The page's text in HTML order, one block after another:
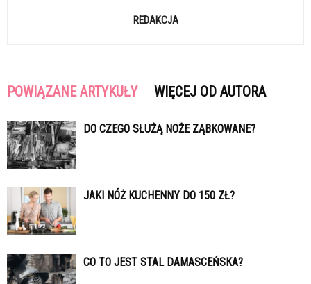
REDAKCJA
POWIĄZANE ARTYKUŁY WIĘCEJ OD AUTORA
DO CZEGO SŁUŻĄ NOŻE ZĄBKOWANE?
JAKI NÓŻ KUCHENNY DO 150 ZŁ?
CO TO JEST STAL DAMASCEŃSKA?